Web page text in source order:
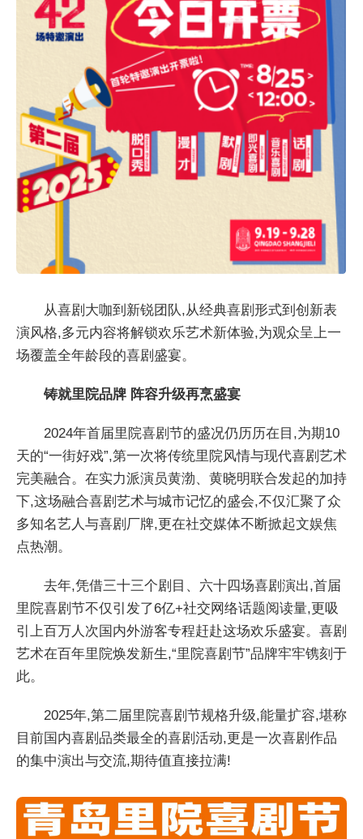
从喜剧大咖到新锐团队,从经典喜剧形式到创新表
演风格,多元内容将解锁欢乐艺术新体验,为观众呈上一
场覆盖全年龄段的喜剧盛宴。
铸就里院品牌 阵容升级再烹盛宴
2024年首届里院喜剧节的盛况仍历历在目,为期10
天的“一街好戏”,第一次将传统里院风情与现代喜剧艺术
完美融合。在实力派演员黄渤、黄晓明联合发起的加持
下,这场融合喜剧艺术与城市记忆的盛会,不仅汇聚了众
多知名艺人与喜剧厂牌,更在社交媒体不断掀起文娱焦
点热潮。
去年,凭借三十三个剧目、六十四场喜剧演出,首届
里院喜剧节不仅引发了6亿+社交网络话题阅读量,更吸
引上百万人次国内外游客专程赶赴这场欢乐盛宴。喜剧
艺术在百年里院焕发新生,“里院喜剧节”品牌牢牢镌刻于
此。
2025年,第二届里院喜剧节规格升级,能量扩容,堪称
目前国内喜剧品类最全的喜剧活动,更是一次喜剧作品
的集中演出与交流,期待值直接拉满!